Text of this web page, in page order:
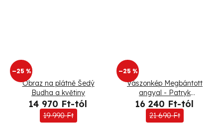
–25 %
Obraz na plátně Šedý
Budha a květiny
14 970 Ft-tól
19 990 Ft
–25 %
Vászonkép Megbántott
angyal - Patryk
Andrzejewski
16 240 Ft-tól
21 690 Ft